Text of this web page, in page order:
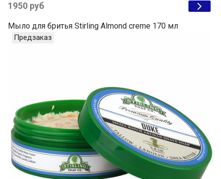
1950 руб
Мыло для бритья Stirling Almond creme 170 мл
Предзаказ